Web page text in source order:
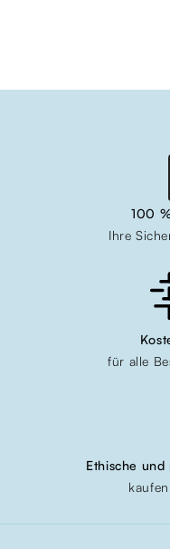
100
Ihre
für alle
Ethische und